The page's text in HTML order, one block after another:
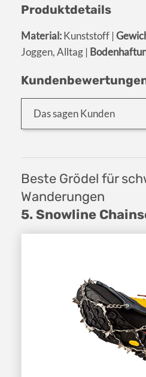
Produktdetails
Material:Kunststoff |
Joggen, Alltag |
Das sagen Kunden
Beste Grödel für
Wanderungen
5. Snowline